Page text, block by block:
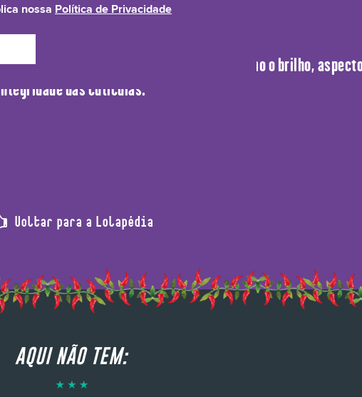
físicas da fibra do cabelo tais como o brilho,
das cutículas.
Voltar para a Lolapédia
AQUI NÃO TEM:
nossa Política de Privacidade